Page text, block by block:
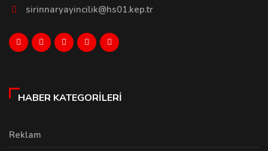
sirinnaryayincilik@hs01.kep.tr
HABER KATEGORILERI
Reklam